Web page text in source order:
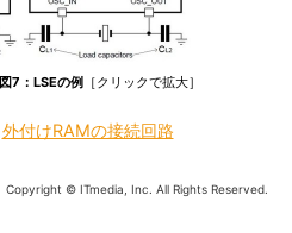
図7：LSEの例 ［クリックで拡大］
外付けRAMの接続回路
Copyright © ITmedia, Inc. All Rights Reserved.